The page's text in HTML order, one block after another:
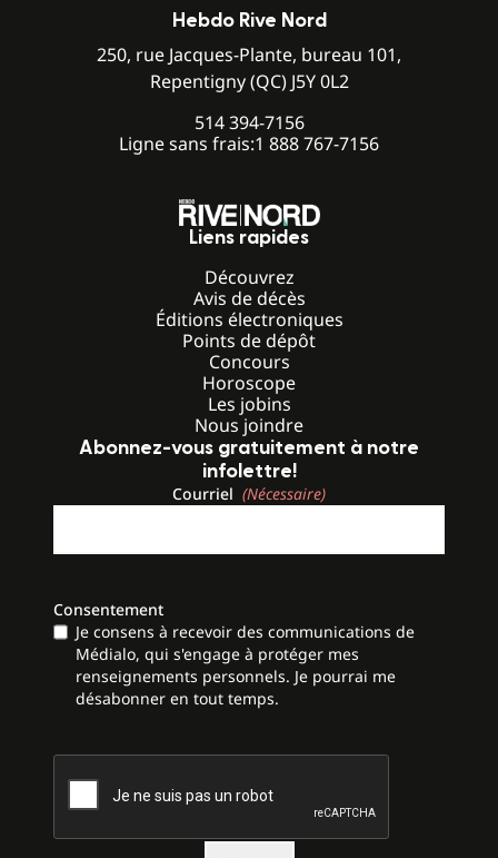
Hebdo Rive Nord
250, rue Jacques-Plante, bureau 101,
Repentigny (QC) J5Y 0L2
514 394-7156
Ligne sans frais:1 888 767-7156
Liens rapides
Découvrez
Avis de décès
Éditions électroniques
Points de dépôt
Concours
Horoscope
Les jobins
Nous joindre
Abonnez-vous gratuitement à notre
infolettre!
Courriel (Nécessaire)
Consentement
Je consens à recevoir des communications de
Médialo, qui s'engage à protéger mes
renseignements personnels. Je pourrai me
désabonner en tout temps.
CAPTCHA